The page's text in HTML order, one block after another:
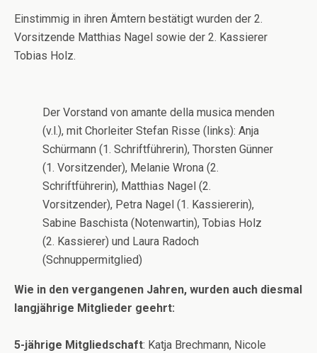
Einstimmig in ihren Ämtern bestätigt wurden der 2.
Vorsitzende Matthias Nagel sowie der 2. Kassierer
Tobias Holz.
Der Vorstand von amante della musica menden
(v.l.), mit Chorleiter Stefan Risse (links): Anja
Schürmann (1. Schriftführerin), Thorsten Günner
(1. Vorsitzender), Melanie Wrona (2.
Schriftführerin), Matthias Nagel (2.
Vorsitzender), Petra Nagel (1. Kassiererin),
Sabine Baschista (Notenwartin), Tobias Holz
(2. Kassierer) und Laura Radoch
(Schnuppermitglied)
Wie in den vergangenen Jahren, wurden auch diesmal
langjährige Mitglieder geehrt:
5-jährige Mitgliedschaft: Katja Brechmann, Nicole